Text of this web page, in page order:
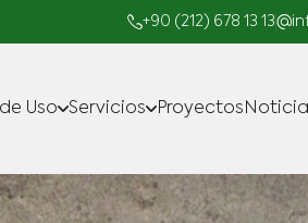
+90 (212) 678 13 13
Uso Servicios Proyectos